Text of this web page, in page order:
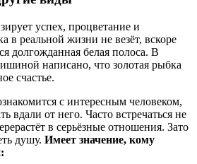
успех, процветание и
в реальной жизни не везёт, вскоре
долгожданная белая полоса. В
написано, что золотая рыбка
счастье.
с интересным человеком,
вдали от него. Часто встречаться не
в серьёзные отношения. Зато
душу. Имеет значение, кому